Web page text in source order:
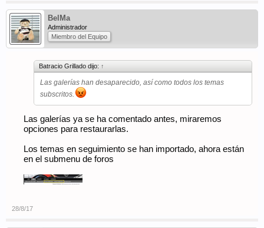
BelMa
Administrador
Miembro del Equipo
Batracio Grillado dijo: ↑
Las galerías han desaparecido, así como todos los temas
subscritos.
Las galerías ya se ha comentado antes, miraremos
opciones para restaurarlas.
Los temas en seguimiento se han importado, ahora están
en el submenu de foros
28/8/17